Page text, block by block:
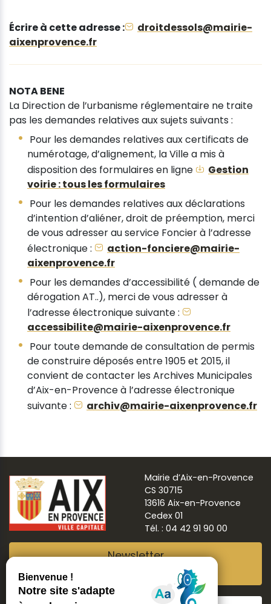
Écrire à cette adresse :
droitdessols@mairie-
aixenprovence.fr
NOTA BENE
La Direction de l’urbanisme réglementaire ne traite
pas les demandes relatives aux sujets suivants :
Pour les demandes relatives aux certificats de
numérotage, d’alignement, la Ville a mis à
disposition des formulaires en ligne
Gestion
voirie : tous les formulaires
Pour les demandes relatives aux déclarations
d’intention d’aliéner, droit de préemption, merci
de vous adresser au service Foncier à l’adresse
électronique :
action-fonciere@mairie-
aixenprovence.fr
Pour les demandes d’accessibilité ( demande de
dérogation AT..), merci de vous adresser à
l’adresse électronique suivante :
accessibilite@mairie-aixenprovence.fr
Pour toute demande de consultation de permis
de construire déposés entre 1905 et 2015, il
convient de contacter les Archives Municipales
d’Aix-en-Provence à l’adresse électronique
suivante :
archiv@mairie-aixenprovence.fr
Mairie d’Aix-en-Provence
CS 30715
13616 Aix-en-Provence
Cedex 01
Tél. : 04 42 91 90 00
Newsletter